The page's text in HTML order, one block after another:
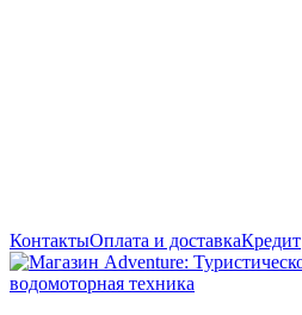
КонтактыОплата и доставкаКредит